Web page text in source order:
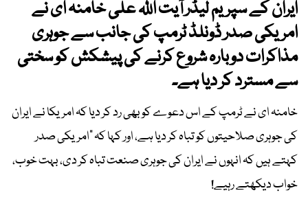
ایران کے سپریم لیڈر آیت اللہ علی خامنہ ای نے
امریکی صدر ڈونلڈ ٹرمپ کی جانب سے جوہری
مذاکرات دوبارہ شروع کرنے کی پیشکش کو سختی
سے مسترد کر دیا ہے۔
خامنہ ای نے ٹرمپ کے اس دعوے کو بھی رد کر دیا کہ امریکا نے ایران
کی جوہری صلاحیتوں کو تباہ کر دیا ہے، اور کہا کہ “امریکی صدر
کہتے ہیں کہ انہوں نے ایران کی جوہری صنعت تباہ کر دی، بہت خوب،
خواب دیکھتے رہیے!